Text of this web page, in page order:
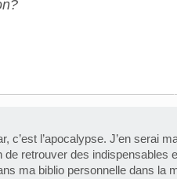
c’est l’apocalypse. J’en serai
retrouver des indispensables
ma biblio personnelle dans la